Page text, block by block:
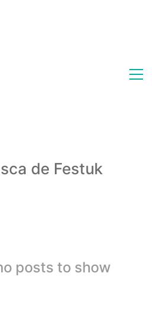
de Festuk
posts to show